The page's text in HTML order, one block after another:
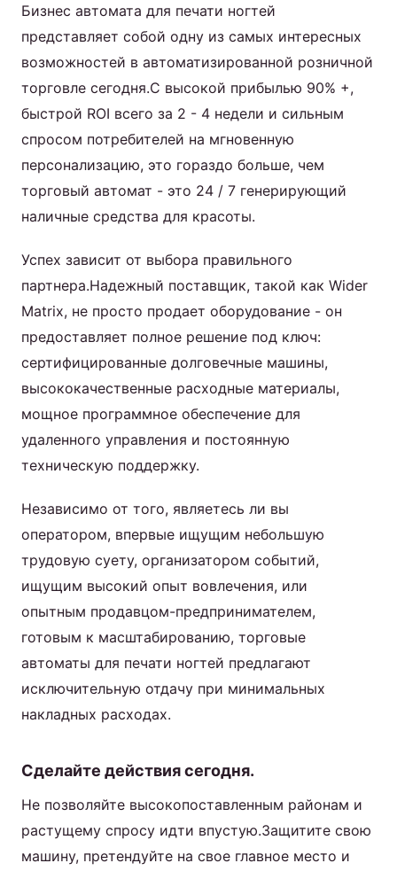
Бизнес автомата для печати ногтей
представляет собой одну из самых интересных
возможностей в автоматизированной розничной
торговле сегодня.С высокой прибылью 90% +,
быстрой ROI всего за 2 - 4 недели и сильным
спросом потребителей на мгновенную
персонализацию, это гораздо больше, чем
торговый автомат - это 24 / 7 генерирующий
наличные средства для красоты.
Успех зависит от выбора правильного
партнера.Надежный поставщик, такой как Wider
Matrix, не просто продает оборудование - он
предоставляет полное решение под ключ:
сертифицированные долговечные машины,
высококачественные расходные материалы,
мощное программное обеспечение для
удаленного управления и постоянную
техническую поддержку.
Независимо от того, являетесь ли вы
оператором, впервые ищущим небольшую
трудовую суету, организатором событий,
ищущим высокий опыт вовлечения, или
опытным продавцом-предпринимателем,
готовым к масштабированию, торговые
автоматы для печати ногтей предлагают
исключительную отдачу при минимальных
накладных расходах.
Сделайте действия сегодня.
Не позволяйте высокопоставленным районам и
растущему спросу идти впустую.Защитите свою
машину, претендуйте на свое главное место и